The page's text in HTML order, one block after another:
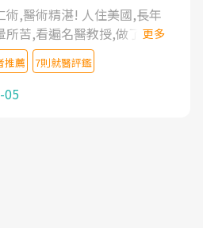
術,醫術精湛! 人住美國,長年
所苦,看遍名醫教授,做了各種
中醫針灸及物理徒手治療都
止痛藥都效果有限,只是壓
年失眠嚴重影響生活品質.
育才主任是頸頭症候群專
更多
推薦 7則就醫評鑑
05